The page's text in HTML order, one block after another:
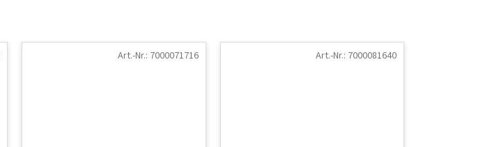
Art.-Nr.: 7000071716 Art.-Nr.: 7000081640